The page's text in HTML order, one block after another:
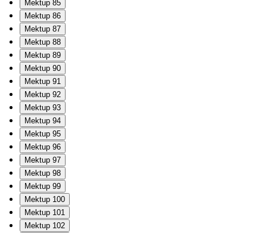
Mektup 85
Mektup 86
Mektup 87
Mektup 88
Mektup 89
Mektup 90
Mektup 91
Mektup 92
Mektup 93
Mektup 94
Mektup 95
Mektup 96
Mektup 97
Mektup 98
Mektup 99
Mektup 100
Mektup 101
Mektup 102